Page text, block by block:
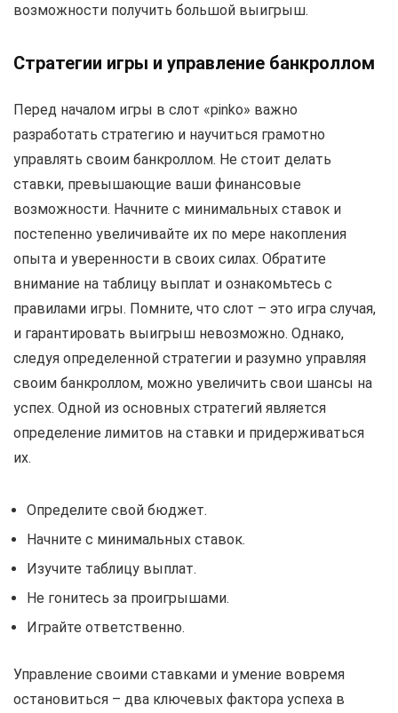
возможности получить большой выигрыш.
Стратегии игры и управление банкроллом
Перед началом игры в слот «pinko» важно
разработать стратегию и научиться грамотно
управлять своим банкроллом. Не стоит делать
ставки, превышающие ваши финансовые
возможности. Начните с минимальных ставок и
постепенно увеличивайте их по мере накопления
опыта и уверенности в своих силах. Обратите
внимание на таблицу выплат и ознакомьтесь с
правилами игры. Помните, что слот – это игра случая,
и гарантировать выигрыш невозможно. Однако,
следуя определенной стратегии и разумно управляя
своим банкроллом, можно увеличить свои шансы на
успех. Одной из основных стратегий является
определение лимитов на ставки и придерживаться
их.
Определите свой бюджет.
Начните с минимальных ставок.
Изучите таблицу выплат.
Не гонитесь за проигрышами.
Играйте ответственно.
Управление своими ставками и умение вовремя
остановиться – два ключевых фактора успеха в